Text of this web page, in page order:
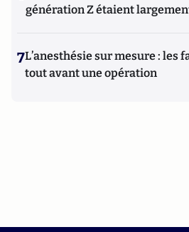
génération Z étaient
7L’anesthésie sur mesure : les
tout avant une opération